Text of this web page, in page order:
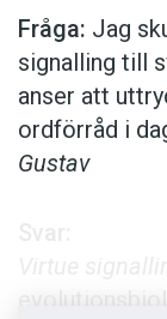
Artiklar
Krönikor
Språkfrågor
Skrivtips
Podden
Fråga: Jag
signalling till
anser att
ordförråd i
Gustav